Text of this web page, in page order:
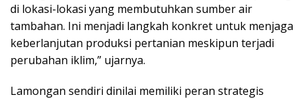
di lokasi-lokasi yang membutuhkan sumber air
tambahan. Ini menjadi langkah konkret untuk menjaga
keberlanjutan produksi pertanian meskipun terjadi
perubahan iklim,” ujarnya.
Lamongan sendiri dinilai memiliki peran strategis